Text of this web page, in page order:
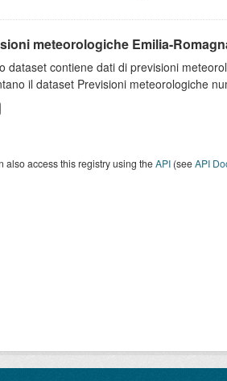
meteorologiche Emilia-
dataset contiene dati di previsioni
il dataset Previsioni meteorologiche
also access this registry using theAPI(seeAPI